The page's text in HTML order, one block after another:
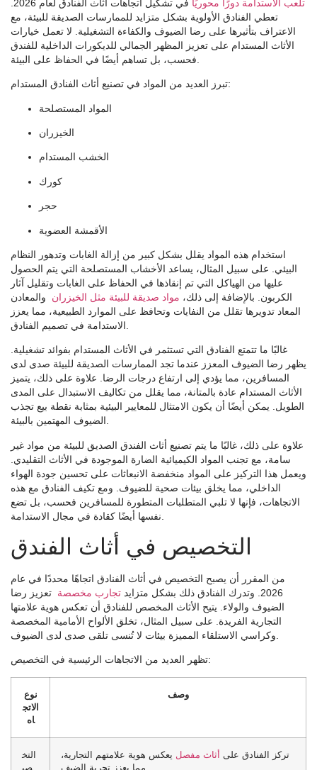
تلعب الاستدامة دورًا محوريًا
تعطي الفنادق الأولوية بشكل متزايد للممارسات الصديقة للبيئة، مع
الاعتراف بتأثيرها على رضا الضيوف والكفاءة التشغيلية. لا تعمل خيارات
الأثاث المستدام على تعزيز المظهر الجمالي للديكورات الداخلية للفندق
تبرز العديد من المواد في تصنيع أثاث الفنادق المستدام:
المواد المستصلحة
الخيزران
الخشب المستدام
كورك
حجر
الأقمشة العضوية
استخدام هذه المواد يقلل بشكل كبير من إزالة الغابات وتدهور النظام
البيئي. على سبيل المثال، يساعد الأخشاب المستصلحة التي يتم الحصول
عليها من الهياكل التي تم إنقاذها في الحفاظ على الغابات وتقليل آثار
الكربون. بالإضافة إلى ذلك، مواد صديقة للبيئة مثل الخيزران
والمعادن
المعاد تدويرها تقلل من النفايات وتحافظ على الموارد الطبيعية، مما يعزز
غالبًا ما تتمتع الفنادق التي تستثمر في الأثاث المستدام بفوائد تشغيلية.
يظهر رضا الضيوف المعزز عندما تجد الممارسات الصديقة للبيئة صدى لدى
المسافرين، مما يؤدي إلى ارتفاع درجات الرضا. علاوة على ذلك، يتميز
الأثاث المستدام عادة بالمتانة، مما يقلل من تكاليف الاستبدال على المدى
الطويل. يمكن أيضًا أن يكون الامتثال للمعايير البيئية بمثابة نقطة بيع تجذب
الضيوف المهتمين بالبيئة.
علاوة على ذلك، غالبًا ما يتم تصنيع أثاث الفندق الصديق للبيئة من مواد غير
سامة، مع تجنب المواد الكيميائية الضارة الموجودة في الأثاث التقليدي.
ويعمل هذا التركيز على المواد منخفضة الانبعاثات على تحسين جودة الهواء
الداخلي، مما يخلق بيئات صحية للضيوف. ومع تكيف الفنادق مع هذه
الاتجاهات، فإنها لا تلبي المتطلبات المتطورة للمسافرين فحسب، بل تضع
التخصيص في أثاث الفندق
من المقرر أن يصبح التخصيص في أثاث الفنادق اتجاهًا محددًا في عام
2026. وتدرك الفنادق ذلك بشكل متزايد
تجارب مخصصة تعزيز رضا
الضيوف والولاء. يتيح الأثاث المخصص للفنادق أن تعكس هوية علامتها
التجارية الفريدة. على سبيل المثال، تخلق الألواح الأمامية المخصصة
تظهر العديد من الاتجاهات الرئيسية في التخصيص:
نوع
الاتج
اه
وصف
التخ
صي
تركز الفنادق على أثاث مفصل يعكس هوية علامتهم التجارية،